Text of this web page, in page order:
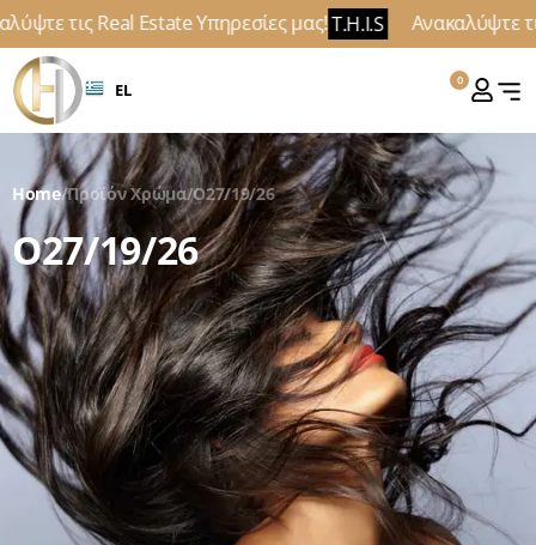
τις Real Estate Υπηρεσίες μας!T.H.I.S Ανακαλύψτε
EL 0
Home/Προϊόν Χρώμα/O27/19/26
O27/19/26